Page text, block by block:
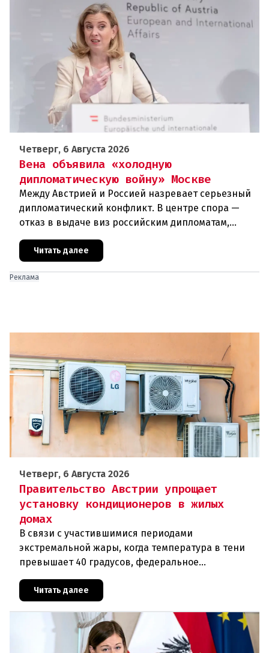
Четверг, 6 Августа 2026
Вена объявила «холодную
дипломатическую войну» Москве
Между Австрией и Россией назревает серьезный
дипломатический конфликт. В центре спора —
отказ в выдаче виз российским дипломатам,
международных организаций, которые
Читать далее
Реклама
Четверг, 6 Августа 2026
Правительство Австрии упрощает
установку кондиционеров в жилых
домах
В связи с участившимися периодами
экстремальной жары, когда температура в тени
превышает 40 градусов, федеральное
проблемы перегрева жилых помещений. В среду н
Читать далее